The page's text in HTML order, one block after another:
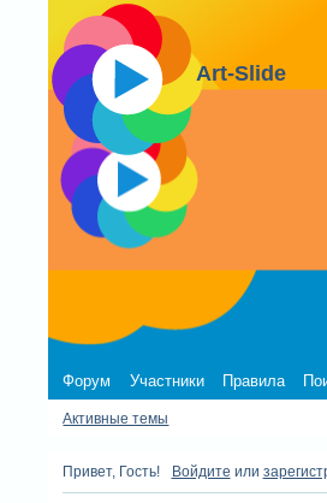
Art-Slide
Форум Участники Правила
Активные темы
Привет, Гость! Войдите или